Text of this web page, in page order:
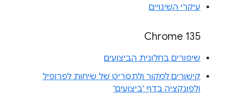
עיקרי השינויים
Chrome 135
שיפורים בחלונית הביצועים
קישורים למקור ולתסריט של שיחות לפרופיל
ולפונקציה בדף 'ביצועים'